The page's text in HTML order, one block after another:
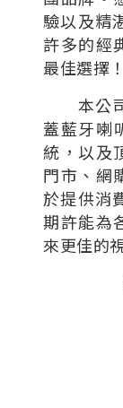
驗以及精
許多的經
最佳選擇！
本公司
蓋藍牙喇
統，以及
門市、網
於提供消
期許能為
來更佳的